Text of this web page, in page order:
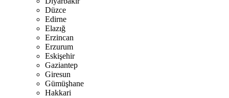
Düzce
Edirne
Elazığ
Erzincan
Erzurum
Eskişehir
Gaziantep
Giresun
Gümüşhane
Hakkari